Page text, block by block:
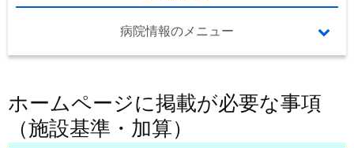
ホームページに掲載が必要な事項
（施設基準・加算）
病院情報のメニュー